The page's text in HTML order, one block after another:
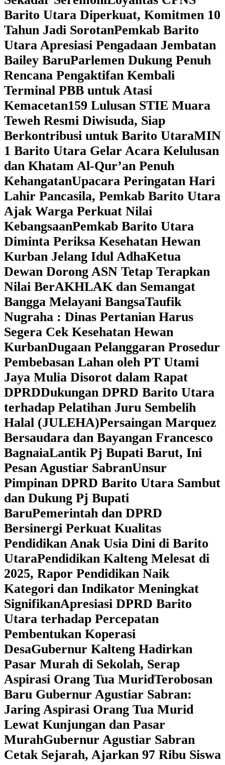
Barito Utara Diperkuat, Komitmen 10
Tahun Jadi SorotanPemkab Barito
Utara Apresiasi Pengadaan Jembatan
Bailey BaruParlemen Dukung Penuh
Rencana Pengaktifan Kembali
Terminal PBB untuk Atasi
Kemacetan159 Lulusan STIE Muara
Teweh Resmi Diwisuda, Siap
Berkontribusi untuk Barito UtaraMIN
1 Barito Utara Gelar Acara Kelulusan
dan Khatam Al-Qur’an Penuh
KehangatanUpacara Peringatan Hari
Lahir Pancasila, Pemkab Barito Utara
Ajak Warga Perkuat Nilai
KebangsaanPemkab Barito Utara
Diminta Periksa Kesehatan Hewan
Kurban Jelang Idul AdhaKetua
Dewan Dorong ASN Tetap Terapkan
Nilai BerAKHLAK dan Semangat
Bangga Melayani BangsaTaufik
Nugraha : Dinas Pertanian Harus
Segera Cek Kesehatan Hewan
KurbanDugaan Pelanggaran Prosedur
Pembebasan Lahan oleh PT Utami
Jaya Mulia Disorot dalam Rapat
DPRDDukungan DPRD Barito Utara
terhadap Pelatihan Juru Sembelih
Halal (JULEHA)Persaingan Marquez
Bersaudara dan Bayangan Francesco
BagnaiaLantik Pj Bupati Barut, Ini
Pesan Agustiar SabranUnsur
Pimpinan DPRD Barito Utara Sambut
dan Dukung Pj Bupati
BaruPemerintah dan DPRD
Bersinergi Perkuat Kualitas
Pendidikan Anak Usia Dini di Barito
Utara‎Pendidikan Kalteng Melesat di
2025, Rapor Pendidikan Naik
Kategori dan Indikator Meningkat
SignifikanApresiasi DPRD Barito
Utara terhadap Percepatan
Pembentukan Koperasi
Desa‎Gubernur Kalteng Hadirkan
Pasar Murah di Sekolah, Serap
Aspirasi Orang Tua Murid‎Terobosan
Baru Gubernur Agustiar Sabran:
Jaring Aspirasi Orang Tua Murid
Lewat Kunjungan dan Pasar
MurahGubernur Agustiar Sabran
Cetak Sejarah, Ajarkan 97 Ribu Siswa